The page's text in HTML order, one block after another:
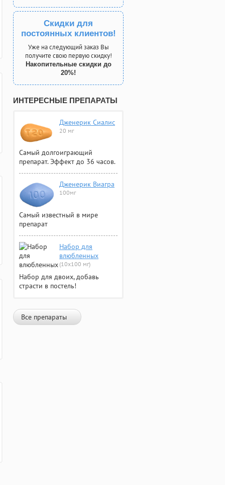
Скидки для
постоянных клиентов!
Уже на следующий заказ Вы
получите свою первую скидку!
Накопительные скидки до
20%!
ИНТЕРЕСНЫЕ ПРЕПАРАТЫ
Дженерик Сиалис
20 мг
Самый долгоиграющий
препарат. Эффект до 36 часов.
Дженерик Виагра
100мг
Самый известный в мире
препарат
Набор для
влюбленных
(10х100 мг)
Набор для двоих, добавь
страсти в постель!
Все препараты